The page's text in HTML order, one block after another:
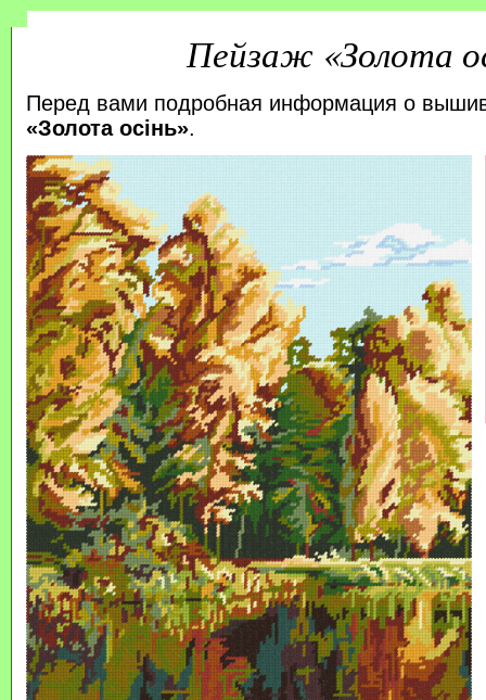
Пейзаж «Золота
Перед вами подробная информация о
«Золота осінь».